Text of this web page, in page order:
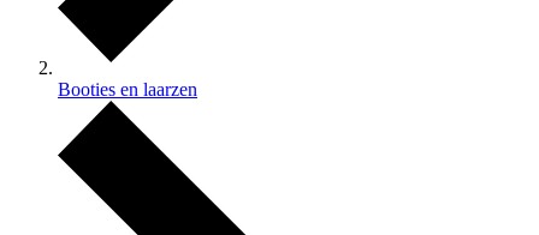
Booties en laarzen